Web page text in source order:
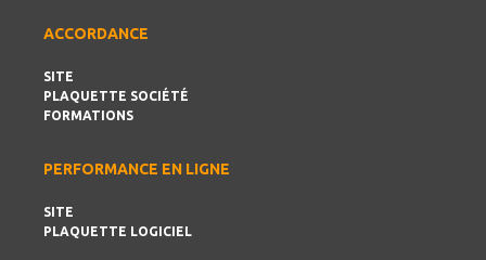
ACCORDANCE
SITE
PLAQUETTE SOCIÉTÉ
FORMATIONS
PERFORMANCE EN LIGNE
SITE
PLAQUETTE LOGICIEL